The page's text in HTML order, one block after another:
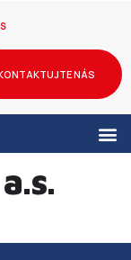
NÁS